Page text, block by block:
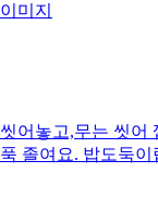
어놓고,무는 씻
졸여요. 밥도둑